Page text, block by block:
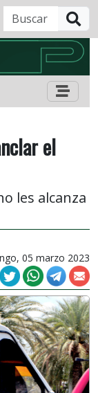
el
les alcanza
05 marzo 2023